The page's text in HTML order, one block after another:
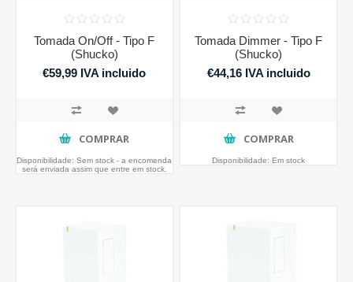
Tomada On/Off - Tipo F
(Shucko)
€59,99 IVA incluido
COMPRAR
Disponibilidade: Sem stock - a encomenda
será enviada assim que entre em stock.
Tomada Dimmer - Tipo F
(Shucko)
€44,16 IVA incluido
COMPRAR
Disponibilidade: Em stock